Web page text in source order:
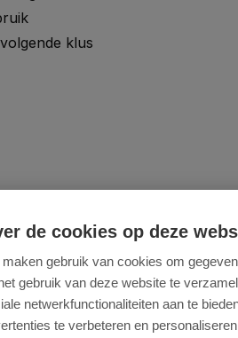
klus
bestaande 18V E³
die al
de cookies op deze
maken gebruik van cookies om
gebruik van deze website te
netwerkfunctionaliteiten aan te
te verbeteren en